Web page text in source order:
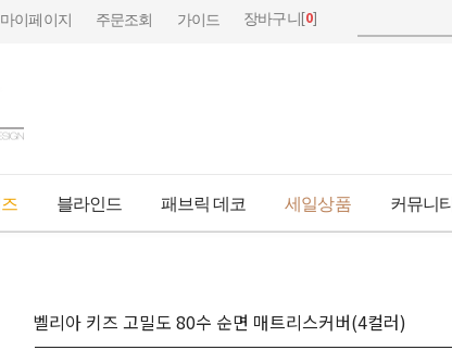
마이페이지 주문조회 가이드 장바구니[0]
즈 블라인드 패브릭 데코 세일상품 커뮤니티
벨리아 키즈 고밀도 80수 순면 매트리스커버(4컬러)